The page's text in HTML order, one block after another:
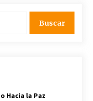
Hacia la Paz